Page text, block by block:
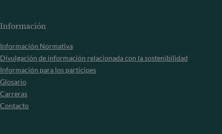
Información
Información Normativa
Divulgación de información relacionada con la sostenibilidad
Información para los partícipes
Glosario
Carreras
Contacto